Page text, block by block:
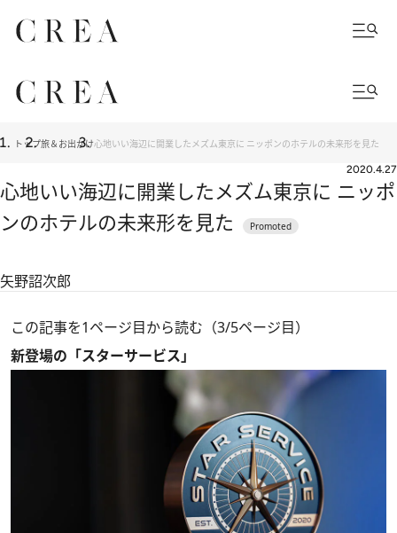
トップ旅＆お出かけ心地いい海辺に開業したメズム東京に ニッポンのホテルの未来形を見た
2020.4.27
心地いい海辺に開業したメズム東京に ニッポ
ンのホテルの未来形を見た
矢野詔次郎
この記事を1ページ目から読む（3/5ページ目）
新登場の「スターサービス」